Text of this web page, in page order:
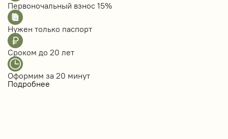
Первоночальный взнос 15%
Нужен только паспорт
Сроком до 20 лет
Оформим за 20 минут
Подробнее